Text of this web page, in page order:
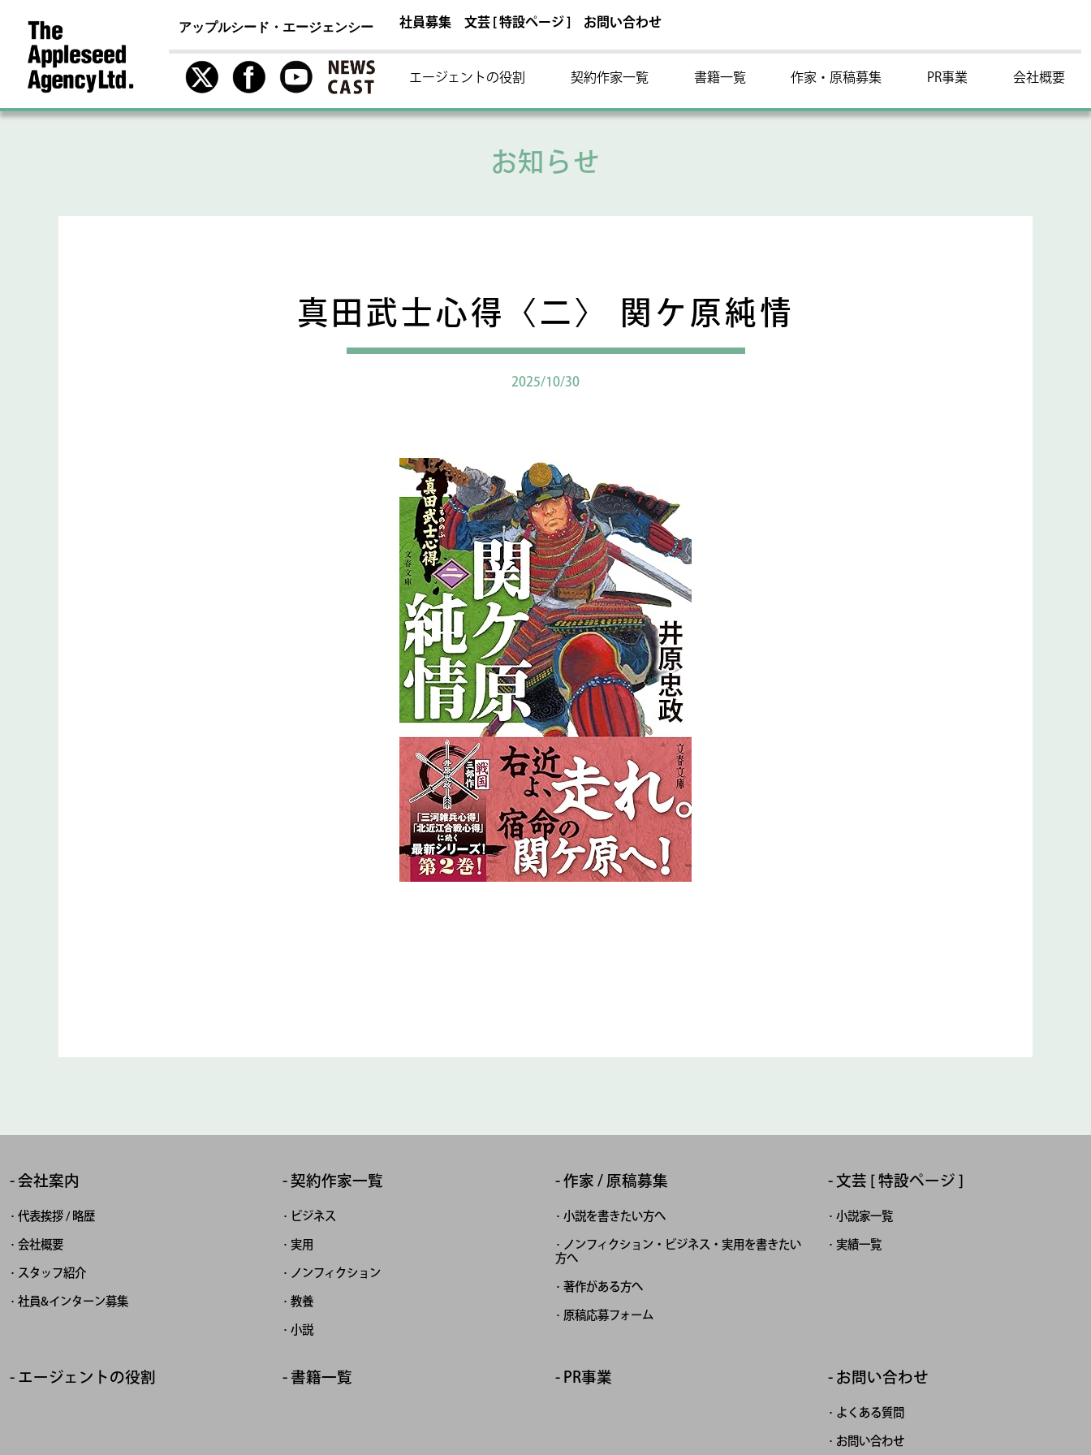
アップルシード・エージェンシー 社員募集 文芸 [ 特設ページ ] お問い合わせ
エージェントの役割 契約作家一覧 書籍一覧 作家・原稿募集 PR事業 会社概要
お知らせ
真田武士心得〈二〉 関ケ原純情
2025/10/30
会社案内
代表挨拶 / 略歴
会社概要
スタッフ紹介
社員&インターン募集
契約作家一覧
ビジネス
実用
ノンフィクション
教養
小説
作家 / 原稿募集
小説を書きたい方へ
ノンフィクション・ビジネス・実用を書きたい
方へ
著作がある方へ
原稿応募フォーム
文芸 [ 特設ページ ]
小説家一覧
実績一覧
エージェントの役割 書籍一覧 PR事業 お問い合わせ
よくある質問
お問い合わせ